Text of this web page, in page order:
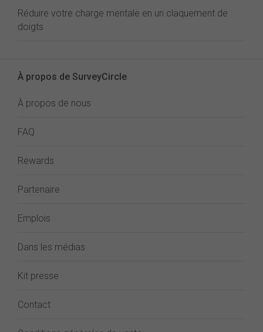
Réduire votre charge mentale en un claquement de
doigts
À propos de SurveyCircle
À propos de nous
FAQ
Rewards
Partenaire
Emplois
Dans les médias
Kit presse
Contact